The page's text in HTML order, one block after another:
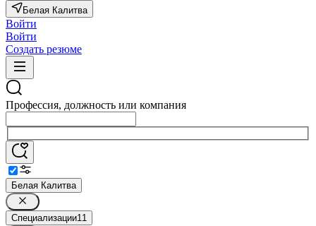
Белая Калитва
Войти
Войти
Создать резюме
Профессия, должность или компания
Белая Калитва
Специализации11